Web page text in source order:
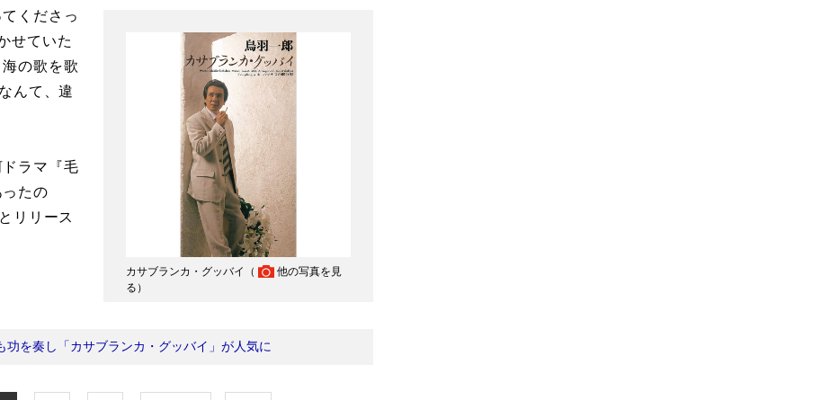
カサブランカ・グッバイ（
他の写真を見
る ）
くださっ
せていた
の歌を歌
んて、違
ラマ『毛
たの
リリース
功を奏し「カサブランカ・グッバイ」が人気に